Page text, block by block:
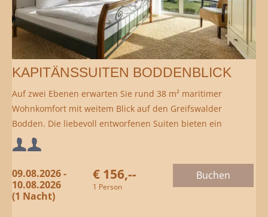
KAPITÄNSSUITEN BODDENBLICK
Auf zwei Ebenen erwarten Sie rund 38 m² maritimer
Wohnkomfort mit weitem Blick auf den Greifswalder
Bodden. Die liebevoll entworfenen Suiten bieten ein
gemütliches Schlafzimmer oben, unten Wohnbereich mit
Duschbad/WC sowie eine private Terrasse.
Mindestbelegung:
Maximalbelegung:
09.08.2026 -
10.08.2026
(1 Nacht)
€ 156,--
1 Person
Buchen